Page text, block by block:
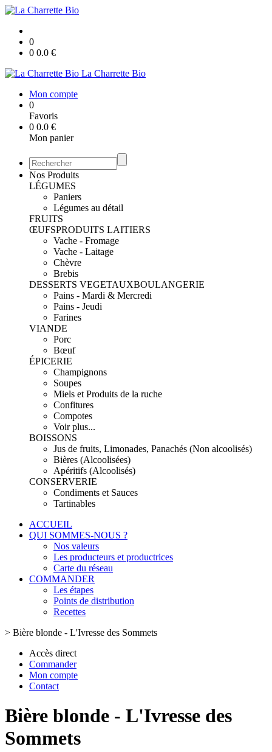
0
0 0.0 €
La Charrette Bio
Mon compte
0
Favoris
0 0.0 €
Mon panier
Nos Produits
LÉGUMES
Paniers
Légumes au détail
FRUITS
ŒUFSPRODUITS LAITIERS
Vache - Fromage
Vache - Laitage
Chèvre
Brebis
DESSERTS VEGETAUXBOULANGERIE
Pains - Mardi & Mercredi
Pains - Jeudi
Farines
VIANDE
Porc
Bœuf
ÉPICERIE
Champignons
Soupes
Miels et Produits de la ruche
Confitures
Compotes
Voir plus...
BOISSONS
Jus de fruits, Limonades, Panachés (Non alcoolisés)
Bières (Alcoolisées)
Apéritifs (Alcoolisés)
CONSERVERIE
Condiments et Sauces
Tartinables
ACCUEIL
QUI SOMMES-NOUS ?
Nos valeurs
Les producteurs et productrices
Carte du réseau
COMMANDER
Les étapes
Points de distribution
Recettes
> Bière blonde - L'Ivresse des Sommets
Accès direct
Commander
Mon compte
Contact
Bière blonde - L'Ivresse des
Sommets